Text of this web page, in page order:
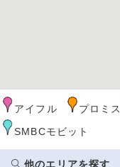
アイフル プロミス
SMBCモビット
他のエリアを探す